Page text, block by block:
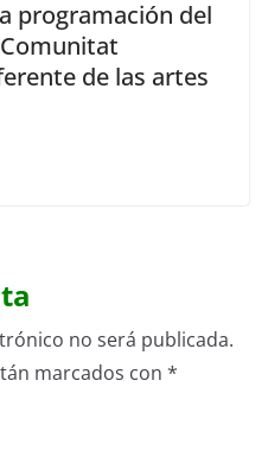
programación del
de las artes
no será publicada.
marcados con *